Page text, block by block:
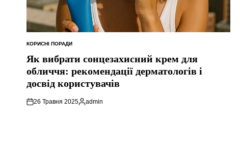
ОПУБЛІКУВАТИ
У
КОРИСНІ ПОРАДИ
Як вибрати сонцезахисний крем для
обличчя: рекомендації дерматологів і
досвід користувачів
26 Травня 2025
Опубліковано
admin